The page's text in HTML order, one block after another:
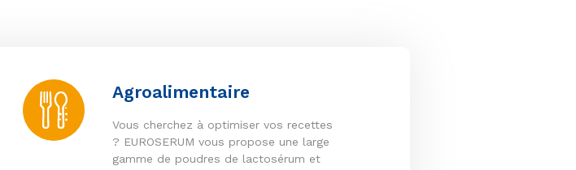
Agroalimentaire
Vous cherchez à optimiser vos recettes
? EUROSERUM vous propose une large
gamme de poudres de lactosérum et